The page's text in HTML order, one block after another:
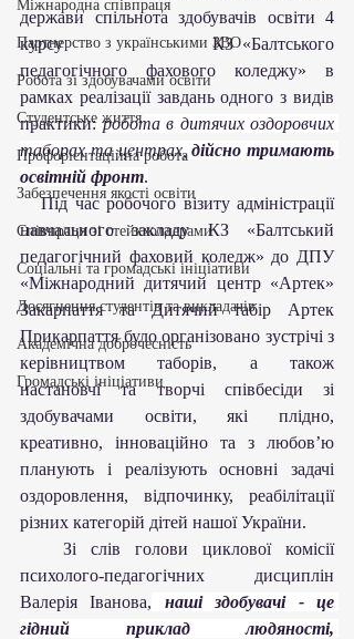
Міжнародна співпраця
Партнерство з українськими ЗВО
Робота зі здобувачами освіти
Студентське життя
Профорієнтаційна робота
Забезпечення якості освіти
Співпраця зі стейкхолдерами
Соціальні та громадські ініціативи
Досягнення студентів та викладачів
Академічна доброчесність
Громадські ініціативи
держави спільнота здобувачів освіти 4
курсу                КЗ «Балтського
педагогічного фахового коледжу» в
рамках реалізації завдань одного з видів
практики: робота в дитячих оздоровчих
таборах та центрах, дійсно тримають
освітній фронт.
   Під час робочого візиту адміністрації
навчального закладу КЗ «Балтський
педагогічний фаховий коледж» до ДПУ
«Міжнародний дитячий центр «Артек»
Закарпаття та Дитячий табір Артек
Прикарпаття було організовано зустрічі з
керівництвом таборів, а також
настановчі та творчі співбесіди зі
здобувачами освіти, які плідно,
креативно, інноваційно та з любов’ю
планують і реалізують основні задачі
оздоровлення, відпочинку, реабілітації
різних категорій дітей нашої України.
психолого-педагогічних дисциплін
Валерія Іванова,
наші здобувачі - це
гідний приклад людяності,